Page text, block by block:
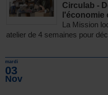
Circulab -
l'économie
La Mission
atelier de 4 semaines pour
mardi
03
Nov